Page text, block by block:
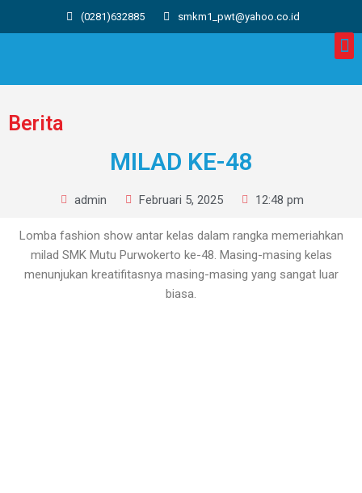
(0281)632885 smkm1_pwt@yahoo.co.id
Berita
MILAD KE-48
admin Februari 5, 2025 12:48 pm
Lomba fashion show antar kelas dalam rangka memeriahkan
milad SMK Mutu Purwokerto ke-48. Masing-masing kelas
menunjukan kreatifitasnya masing-masing yang sangat luar
biasa.